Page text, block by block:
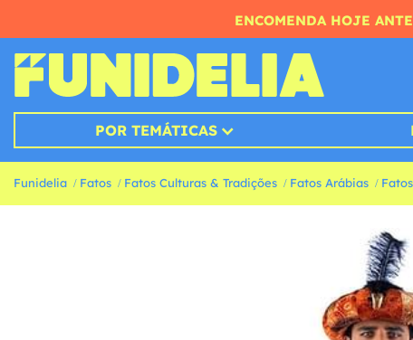
ENCOMENDA HOJE
POR TEMÁTICAS
Funidelia Fatos Fatos Culturas & Tradições Fatos Arábias